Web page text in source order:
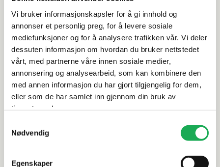
Vi bruker informasjonskapsler for å gi innhold og
annonser et personlig preg, for å levere sosiale
mediefunksjoner og for å analysere trafikken vår. Vi deler
dessuten informasjon om hvordan du bruker nettstedet
vårt, med partnerne våre innen sosiale medier,
annonsering og analysearbeid, som kan kombinere den
med annen informasjon du har gjort tilgjengelig for dem,
eller som de har samlet inn gjennom din bruk av
tjenestene deres.
Nødvendig
Egenskaper
Rengjøring og vedlikehold
Leveringsinformasjon
Dokumentasjon